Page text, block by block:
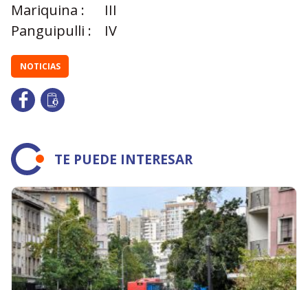
Mariquina :
III
Panguipulli :
IV
NOTICIAS
TE PUEDE INTERESAR